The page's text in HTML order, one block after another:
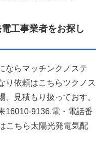
工事業者をお探し
ならマッチンクノステ
り依頼はこちらツクノス
見積もり扱っておす。
16010-9136.電・電話番
こちら太陽光発電気配